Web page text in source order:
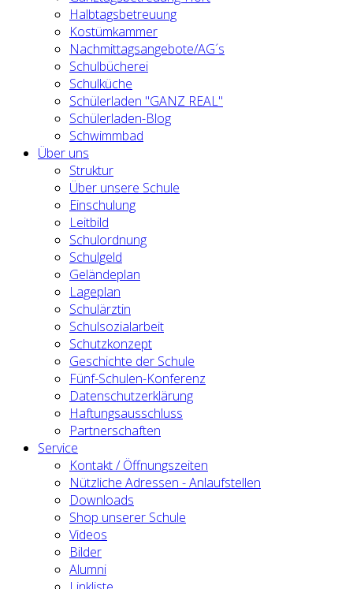
Halbtagsbetreuung
Kostümkammer
Nachmittagsangebote/AG´s
Schulbücherei
Schulküche
Schülerladen "GANZ REAL"
Schülerladen-Blog
Schwimmbad
Über uns
Struktur
Über unsere Schule
Einschulung
Leitbild
Schulordnung
Schulgeld
Geländeplan
Lageplan
Schulärztin
Schulsozialarbeit
Schutzkonzept
Geschichte der Schule
Fünf-Schulen-Konferenz
Datenschutzerklärung
Haftungsausschluss
Partnerschaften
Service
Kontakt / Öffnungszeiten
Nützliche Adressen - Anlaufstellen
Downloads
Shop unserer Schule
Videos
Bilder
Alumni